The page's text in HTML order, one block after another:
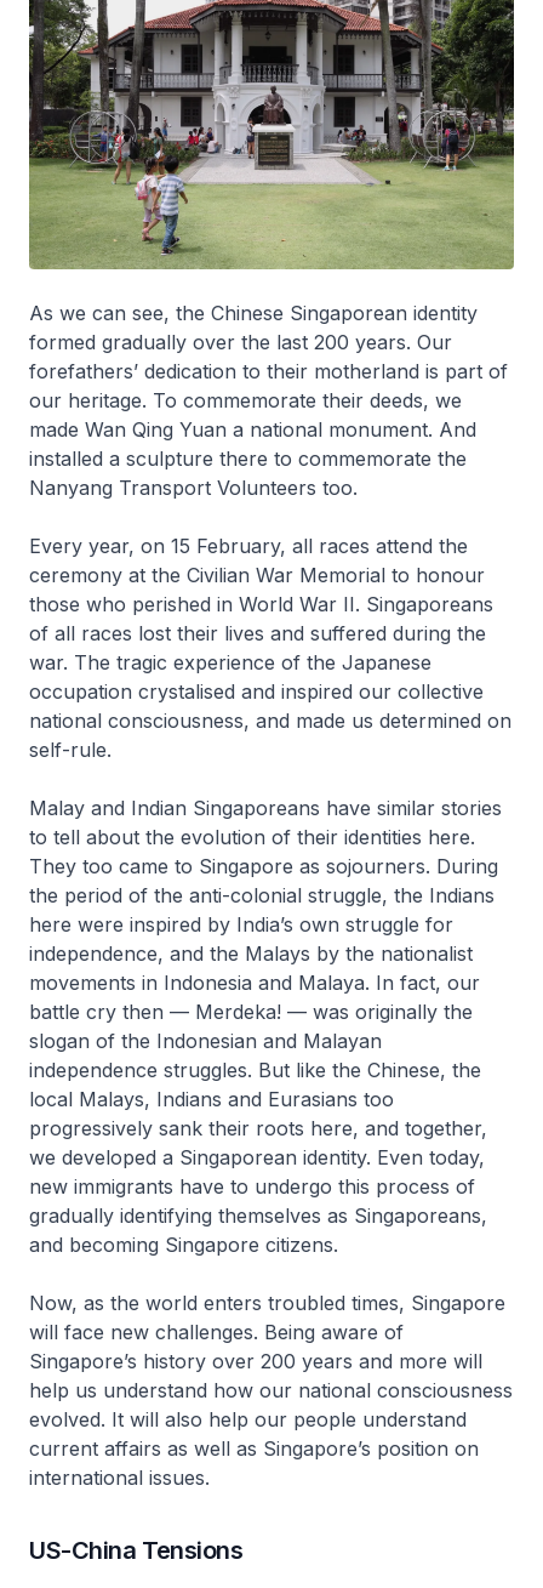
As we can see, the Chinese Singaporean identity
formed gradually over the last 200 years. Our
forefathers’ dedication to their motherland is part of
our heritage. To commemorate their deeds, we
made Wan Qing Yuan a national monument. And
installed a sculpture there to commemorate the
Nanyang Transport Volunteers too.
Every year, on 15 February, all races attend the
ceremony at the Civilian War Memorial to honour
those who perished in World War II. Singaporeans
of all races lost their lives and suffered during the
war. The tragic experience of the Japanese
occupation crystalised and inspired our collective
national consciousness, and made us determined on
self-rule.
Malay and Indian Singaporeans have similar stories
to tell about the evolution of their identities here.
They too came to Singapore as sojourners. During
the period of the anti-colonial struggle, the Indians
here were inspired by India’s own struggle for
independence, and the Malays by the nationalist
movements in Indonesia and Malaya. In fact, our
battle cry then — Merdeka! — was originally the
slogan of the Indonesian and Malayan
independence struggles. But like the Chinese, the
local Malays, Indians and Eurasians too
progressively sank their roots here, and together,
we developed a Singaporean identity. Even today,
new immigrants have to undergo this process of
gradually identifying themselves as Singaporeans,
and becoming Singapore citizens.
Now, as the world enters troubled times, Singapore
will face new challenges. Being aware of
Singapore’s history over 200 years and more will
help us understand how our national consciousness
evolved. It will also help our people understand
current affairs as well as Singapore’s position on
international issues.
US-China Tensions